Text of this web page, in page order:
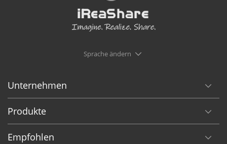
Sprache ändern
Unternehmen
Produkte
Empfohlen